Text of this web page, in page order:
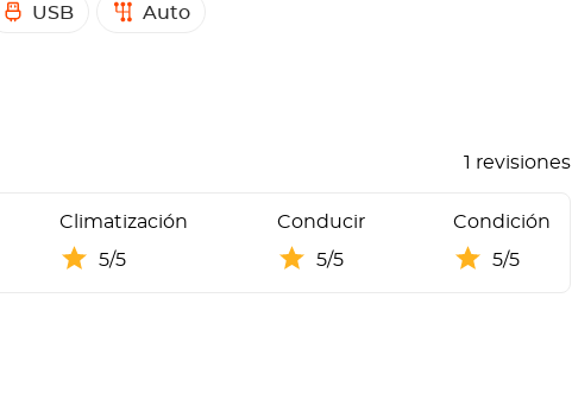
USB Auto
1 revisiones
Climatización
5/5
Conducir
5/5
Condición
5/5